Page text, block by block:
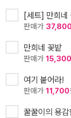
[세트] 만희
판매가
만희네 꽃밭
판매가 15,300
여기 붙어라!
판매가 11,700
꿀꿀이의 용